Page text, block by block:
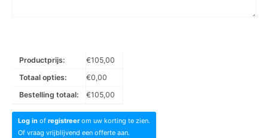
Productprijs: €105,00
Totaal opties:
€0,00
Bestelling totaal:
€105,00
Log in of registreerom uw korting te zien.
Of vraag vrijblijvend een offerte aan.